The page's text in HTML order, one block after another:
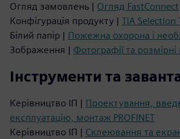
Огляд замовлень | Огляд FastConnect
Конфігурація продукту | TIA Selection
Білий папір | Пожежна охорона і
Зображення | Фотографії та
Інструменти та
Керівництво ІП | Проектування,
експлуатацію, монтаж PROFINET
Керівництво ІП | Склеювання та